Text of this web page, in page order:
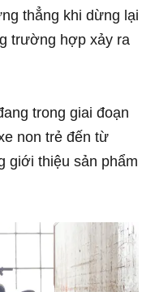
thẳng khi dừng lại
trường hợp xảy ra
trong giai đoạn
non trẻ đến từ
giới thiệu sản phẩm